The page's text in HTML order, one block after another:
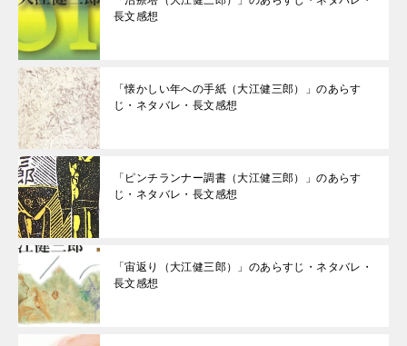
長文感想
「懐かしい年への手紙（大江健三郎）」のあらす
じ・ネタバレ・長文感想
「ピンチランナー調書（大江健三郎）」のあらす
じ・ネタバレ・長文感想
「宙返り（大江健三郎）」のあらすじ・ネタバレ・
長文感想